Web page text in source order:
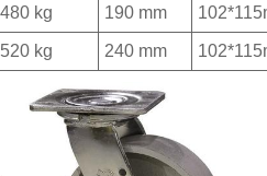
480 kg 190 mm
520 kg 240 mm